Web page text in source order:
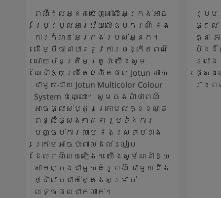
ពណ៌ដែលអ្នកឃើញនៅលើអេក្រង់អាច
ប្រែប្រួលអាស្រ័យលើឧបករណ៍ និង
ការកំណត់អេក្រង់របស់អ្នក។
ដើម្បីធានាបាននូវការបង្កើតពណ៌
អោយបានត្រឹមត្រូវ យើងសូម
ណែនាំឱ្យប្រើតែផលិតផល Jotun លាយ
ជាមួយដោយ Jotun Multicolor Colour
System ប៉ុណ្ណោះ។ សូមចងចាំថាពណ៌
អាចផ្លាស់ប្តូរក្រោមលក្ខខណ្ឌ
ពន្លឺផ្សេងៗគ្នា រួមទាំងការ
បញ្ចប់ការលាប និងស្រទាប់ខាង
ក្រោមអាចប៉ះពាល់ដល់របៀប
ដែលពណ៌លេចឡើង។ យើងសូមណែនាំឱ្យ
សាកល្បងជាមួយគំរូពណ៌ ជាមួយនឹង
ថ្នាំលាបជាក់ស្តែងសម្រាប់
លទ្ធផលជាក់លាក់។
រូបម
ផ្តល់
គ្នា
បាំង
រលោ
ផ្សេ
រាង